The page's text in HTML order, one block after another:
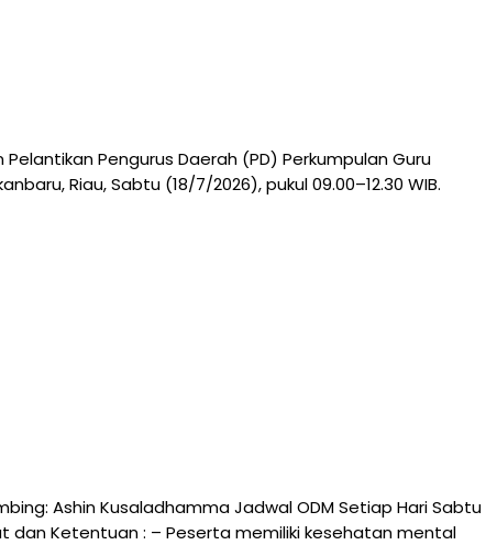
Pengurus Daerah (PD) Perkumpulan Guru
Riau, Sabtu (18/7/2026), pukul 09.00–12.30 WIB.
Ashin Kusaladhamma Jadwal ODM Setiap Hari Sabtu
dan Ketentuan : – Peserta memiliki kesehatan mental